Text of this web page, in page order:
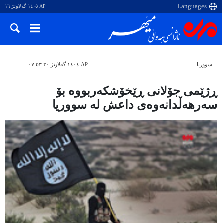
AP ١٤٠٥ گەلاوێژ ١٦
سووریا AP ١٤٠٤ گەلاوێژ ٣٠ ٠٧:٥٣
ڕژێمی جۆلانی ڕێخۆشکەربووە بۆ
سەرهەڵدانەوەی داعش لە سووریا